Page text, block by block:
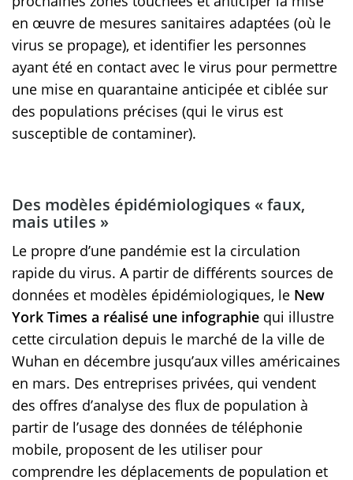
en œuvre de mesures sanitaires adaptées (où le
virus se propage), et identifier les personnes
ayant été en contact avec le virus pour permettre
une mise en quarantaine anticipée et ciblée sur
des populations précises (qui le virus est
susceptible de contaminer).
Des modèles épidémiologiques « faux,
mais utiles »
Le propre d’une pandémie est la circulation
rapide du virus. A partir de différents sources de
données et modèles épidémiologiques, le New
York Times a réalisé une infographie qui illustre
cette circulation depuis le marché de la ville de
Wuhan en décembre jusqu’aux villes américaines
en mars. Des entreprises privées, qui vendent
des offres d’analyse des flux de population à
partir de l’usage des données de téléphonie
mobile, proposent de les utiliser pour
comprendre les déplacements de population et